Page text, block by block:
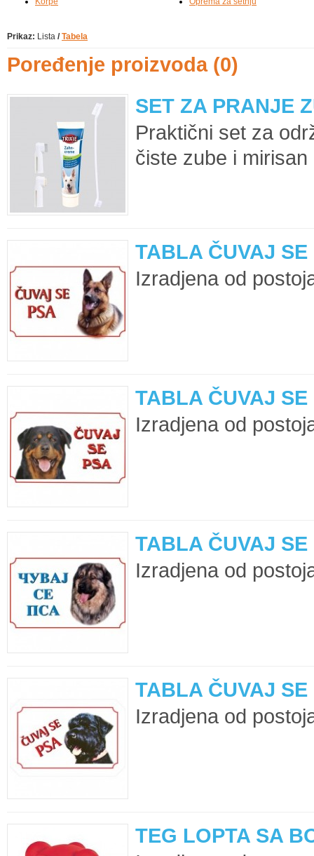
Prikaz: Lista / Tabela
Poređenje proizvoda (0)
SET ZA PRANJE
Praktični set za
čiste zube i mirisan
TABLA ČUVAJ
Izradjena od
TABLA ČUVAJ
Izradjena od
TABLA ČUVAJ
Izradjena od
TABLA ČUVAJ
Izradjena od
TEG LOPTA SA